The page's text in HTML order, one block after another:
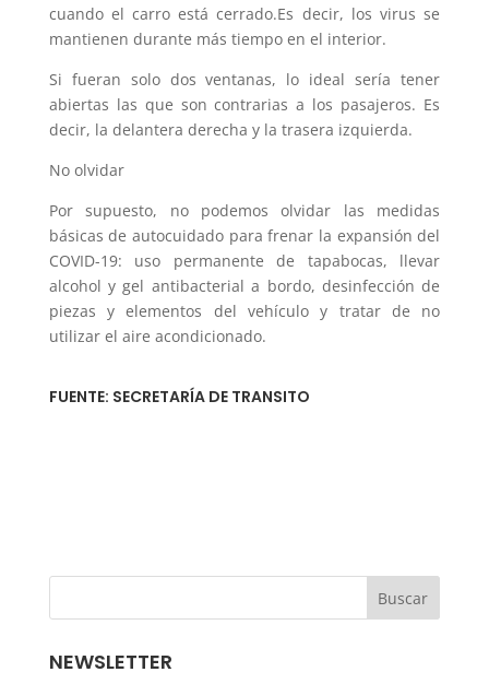
cuando el carro está cerrado.Es decir, los virus se
mantienen durante más tiempo en el interior.
Si fueran solo dos ventanas, lo ideal sería tener
abiertas las que son contrarias a los pasajeros. Es
decir, la delantera derecha y la trasera izquierda.
​No olvidar
Por supuesto, no podemos olvidar las medidas
básicas de autocuidado para frenar la expansión del
COVID-19: uso permanente de tapabocas, llevar
alcohol y gel antibacterial a bordo, desinfección de
piezas y elementos del vehículo y tratar de no
utilizar el aire acondicionado.
FUENTE: SECRETARÍA DE TRANSITO
NEWSLETTER